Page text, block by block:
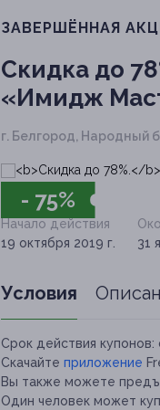
ЗАВЕРШЁННАЯ
Скидка до
«Имидж
г. Белгород, Народный
- 75%
Начало действия
19 октября 2019 г.
31
Условия
Срок действия купонов:
Скачайте приложение
Вы также можете
Один человек может